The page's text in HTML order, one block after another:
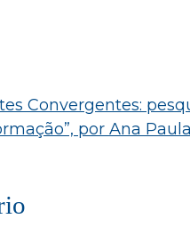
Convergentes:
por Ana